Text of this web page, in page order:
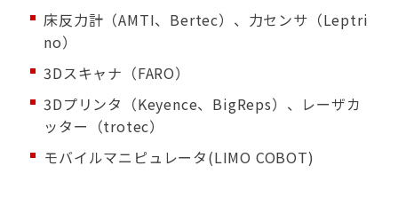
床反力計（AMTI、Bertec）、力センサ（Leptri
no）
3Dスキャナ（FARO）
3Dプリンタ（Keyence、BigReps）、レーザカ
ッター（trotec）
モバイルマニピュレータ(LIMO COBOT)